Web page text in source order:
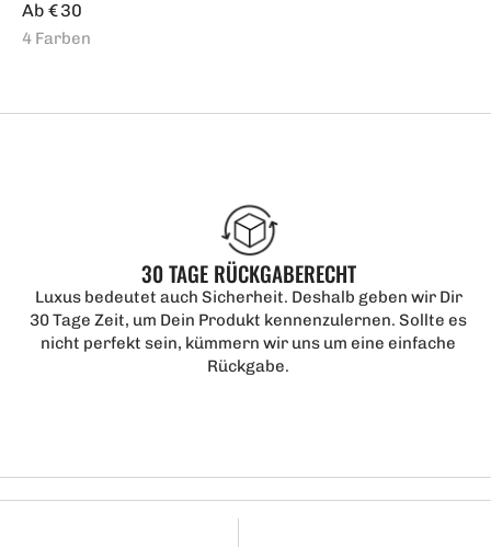
Regulärer
Preis
Ab € 30
4 Farben
30 TAGE RÜCKGABERECHT
Luxus bedeutet auch Sicherheit. Deshalb geben wir Dir
30 Tage Zeit, um Dein Produkt kennenzulernen. Sollte es
nicht perfekt sein, kümmern wir uns um eine einfache
Rückgabe.